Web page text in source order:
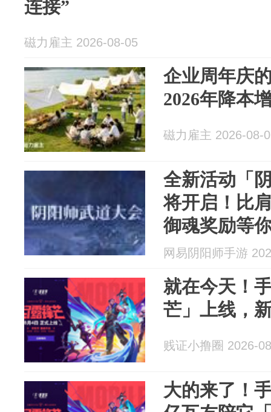
连接”
磁力雇主 2026-08-05
企业周年庆
2026年降本
磁力雇主 2026-08-
全新活动「
将开启！比
御魂奖励等
网易阴阳师手游
就在今天！
芒」上线，
贱证小撸圈 2026-
大的来了！